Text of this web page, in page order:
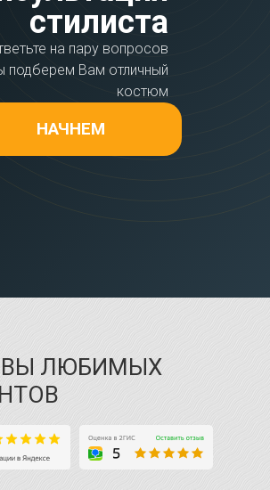
стилиста
на пару вопросов
подберем Вам отличный
костюм
НАЧНЕМ
ЛЮБИМЫХ